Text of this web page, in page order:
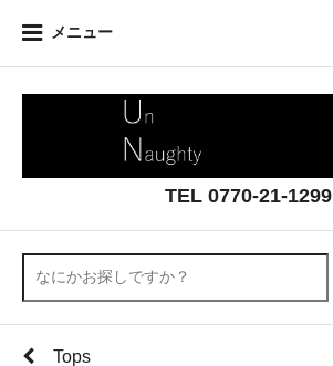
メニュー
TEL 0770-21-1299
Tops